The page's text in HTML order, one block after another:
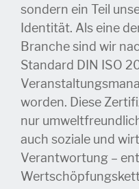
sondern ein Teil
Identität. Als eine
Branche sind wir
Standard DIN ISO
worden. Diese
nur
auch soziale und
Verantwortung –